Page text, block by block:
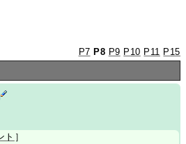
P7 P8 P9 P10 P11 P15
ト ］